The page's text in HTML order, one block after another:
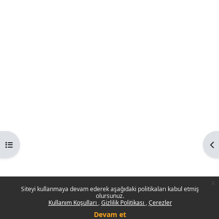
Siteyi kullanmaya devam ederek aşağıdaki politikaları kabul etmiş
olursunuz.
Kullanım Koşulları Gizlilik Politikası Çerezler
Devam et
Kurs dizinini aç